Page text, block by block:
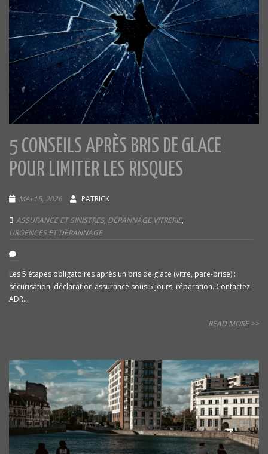
5 CONSEILS APRÈS BRIS DE GLACE
POUR LIMITER LES RISQUES
MAI 15, 2026 PATRICK
ASSURANCE ET SINISTRES, DÉPANNAGE VITRERIE,
URGENCES ET DÉPANNAGE
Les 5 étapes obligatoires après un bris de glace (vitre, pare-brise) :
sécurisation, déclaration assurance sous 5 jours, réparation. Contactez
ADR...
READ MORE >>